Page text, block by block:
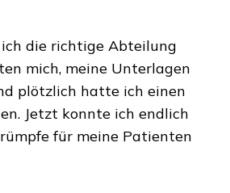
die richtige Abteilung
mich, meine Unterlagen
plötzlich hatte ich einen
Jetzt konnte ich endlich
für meine Patienten